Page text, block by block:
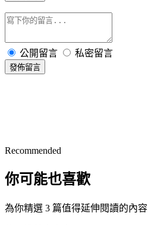
公開留言 私密留言
發佈留言
Recommended
你可能也喜歡
為你精選 3 篇值得延伸閱讀的內容